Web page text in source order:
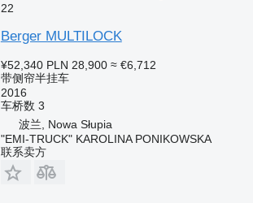
22
Berger MULTILOCK
¥52,340 PLN 28,900 ≈ €6,712
带侧帘半挂车
2016
车桥数 3
波兰, Nowa Słupia
"EMI-TRUCK" KAROLINA PONIKOWSKA
联系卖方